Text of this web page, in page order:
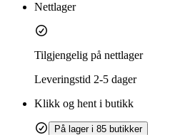
Nettlager
Tilgjengelig på nettlager
Leveringstid 2-5 dager
Klikk og hent i butikk
På lager i 85 butikker